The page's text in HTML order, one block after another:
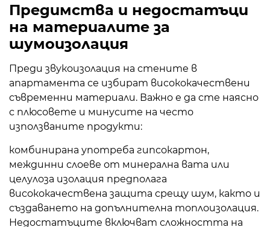
Предимства и недостатъци
на материалите за
шумоизолация
Преди звукоизолация на стените в
апартамента се избират висококачествени
съвременни материали. Важно е да сте наясно
с плюсовете и минусите на често
използваните продукти:
комбинирана употреба гипсокартон,
междинни слоеве от минерална вата или
целулоза изолация предполага
висококачествена защита срещу шум, както и
създаването на допълнителна топлоизолация.
Недостатъците включват сложността на